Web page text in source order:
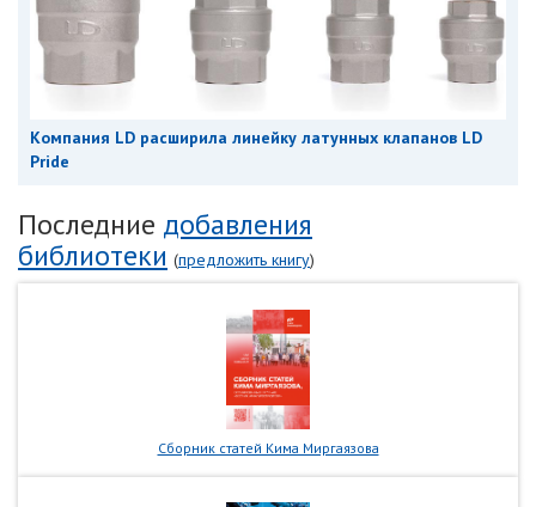
Компания LD расширила линейку латунных клапанов LD
Pride
Последние добавления
библиотеки (предложить книгу)
Сборник статей Кима Миргаязова